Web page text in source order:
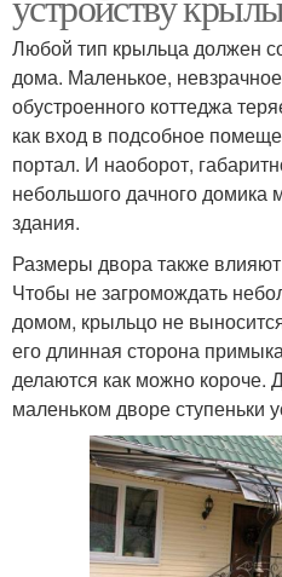
Любой тип крыльца должен
дома. Маленькое,
обустроенного коттеджа
как вход в подсобное
портал. И наоборот,
небольшого дачного домика
здания.
Размеры двора также
Чтобы не загромождать
домом, крыльцо не
его длинная сторона
делаются как можно короче.
маленьком дворе ступеньки